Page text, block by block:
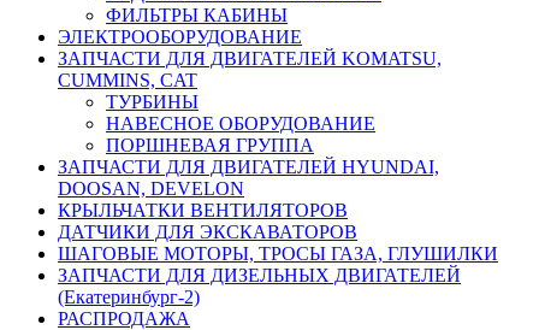
ФИЛЬТРЫ КАБИНЫ
ЭЛЕКТРООБОРУДОВАНИЕ
ЗАПЧАСТИ ДЛЯ ДВИГАТЕЛЕЙ KOMATSU,
CUMMINS, CAT
ТУРБИНЫ
НАВЕСНОЕ ОБОРУДОВАНИЕ
ПОРШНЕВАЯ ГРУППА
ЗАПЧАСТИ ДЛЯ ДВИГАТЕЛЕЙ HYUNDAI,
DOOSAN, DEVELON
КРЫЛЬЧАТКИ ВЕНТИЛЯТОРОВ
ДАТЧИКИ ДЛЯ ЭКСКАВАТОРОВ
ШАГОВЫЕ МОТОРЫ, ТРОСЫ ГАЗА, ГЛУШИЛКИ
ЗАПЧАСТИ ДЛЯ ДИЗЕЛЬНЫХ ДВИГАТЕЛЕЙ
(Екатеринбург-2)
РАСПРОДАЖА